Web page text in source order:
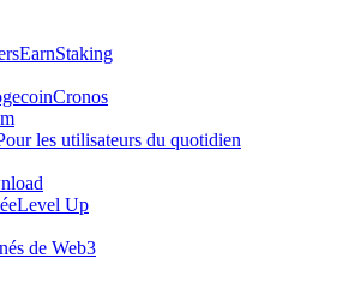
EarnStaking
Cronos
les utilisateurs du quotidien
Level Up
de Web3